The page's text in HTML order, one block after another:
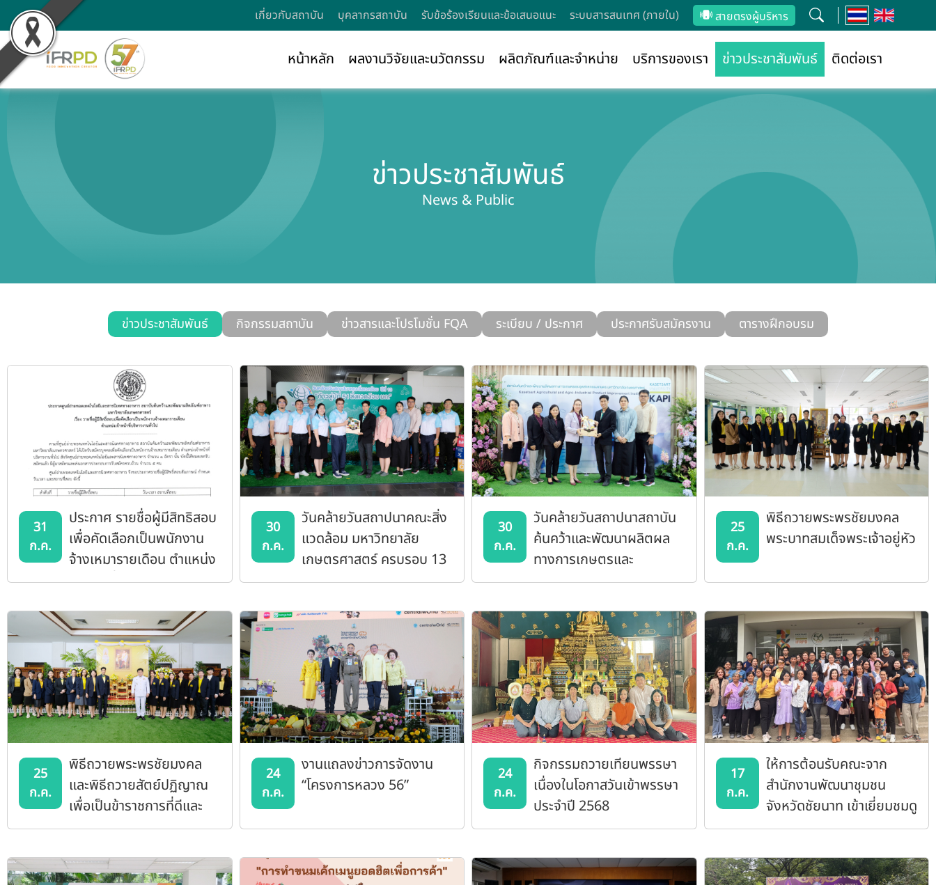
เกี่ยวกับสถาบัน บุคลากรสถาบัน รับข้อร้องเรียนและข้อเสนอแนะ ระบบสารสนเทศ (ภายใน) สายตรงผู้บริหาร
หน้าหลัก ผลงานวิจัยและนวัตกรรม ผลิตภัณฑ์และจำหน่าย บริการของเรา ข่าวประชาสัมพันธ์ ติดต่อเรา
ข่าวประชาสัมพันธ์
News & Public
ข่าวประชาสัมพันธ์ กิจกรรมสถาบัน ข่าวสารและโปรโมชั่น FQA ระเบียบ / ประกาศ ประกาศรับสมัครงาน ตารางฝึกอบรม
31
ก.ค.
ประกาศ รายชื่อผู้มีสิทธิสอบ
เพื่อคัดเลือกเป็นพนักงาน
จ้างเหมารายเดือน ตำแหน่ง
เจ้าหน้าที่บริหารงานทั่วไป
30
ก.ค.
วันคล้ายวันสถาปนาคณะสิ่ง
แวดล้อม มหาวิทยาลัย
เกษตรศาสตร์ ครบรอบ 13
ปี
30
ก.ค.
วันคล้ายวันสถาปนาสถาบัน
ค้นคว้าและพัฒนาผลิตผล
ทางการเกษตรและ
อุตสาหกรรมเกษตร
(KAPI) ครบรอบ 34 ปี
25
ก.ค.
พิธีถวายพระพรชัยมงคล
พระบาทสมเด็จพระเจ้าอยู่หัว
25
ก.ค.
พิธีถวายพระพรชัยมงคล
และพิธีถวายสัตย์ปฏิญาณ
เพื่อเป็นข้าราชการที่ดีและ
พลังของแผ่นดิน
24
ก.ค.
งานแถลงข่าวการจัดงาน
“โครงการหลวง 56”
24
ก.ค.
กิจกรรมถวายเทียนพรรษา
เนื่องในโอกาสวันเข้าพรรษา
ประจำปี 2568
17
ก.ค.
ให้การต้อนรับคณะจาก
สำนักงานพัฒนาชุมชน
จังหวัดชัยนาท เข้าเยี่ยมชมดู
งานสถาบันฯ